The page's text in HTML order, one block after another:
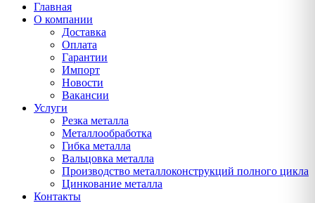
Главная
О компании
Доставка
Оплата
Гарантии
Импорт
Новости
Вакансии
Услуги
Резка металла
Металлообработка
Гибка металла
Вальцовка металла
Производство металлоконструкций полного цикла
Цинкование металла
Контакты